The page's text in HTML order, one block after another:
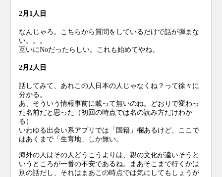
2月1人目
なんじゃろ。こちらから質問をしているだけで話が弾まな
い。。。
互いにNoだったらしい。これも始めてやね。
2月2人目
話してみて、あれこの人日本の人じゃなくね？って徐々に
分かる。
あ、そういう情報事前に載って無いのね。どおりで変わっ
た名前だと思った（初回の時点では名の読み方だけわか
る）
いわゆる出会い系アプリでは「国籍」欄あるけど、ここで
はあくまで「生育地」しか無い。
海外の人はその人どうこうよりは、親の文化が違いそうと
いうところが一番の不安であるね。まあそこまで行くかは
別の話だし、それはまあこの時点では気にしてもしょうが